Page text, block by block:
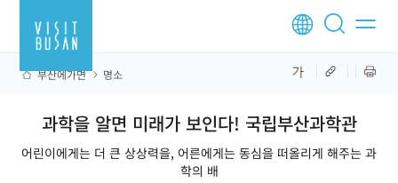
부산에가면 명소
과학을 알면 미래가 보인다! 국립부산과학관
어린이에게는 더 큰 상상력을, 어른에게는 동심을 떠올리게 해주는 과
학의 배